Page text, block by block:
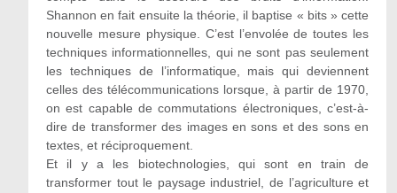
Shannon en fait ensuite la théorie, il baptise « bits » cette
nouvelle mesure physique. C’est l’envolée de toutes les
techniques informationnelles, qui ne sont pas seulement
les techniques de l’informatique, mais qui deviennent
celles des télécommunications lorsque, à partir de 1970,
on est capable de commutations électroniques, c’est-à-
dire de transformer des images en sons et des sons en
textes, et réciproquement.
Et il y a les biotechnologies, qui sont en train de
transformer tout le paysage industriel, de l’agriculture et